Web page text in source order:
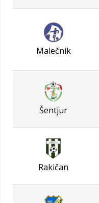
Malečnik
Šentjur
Rakičan